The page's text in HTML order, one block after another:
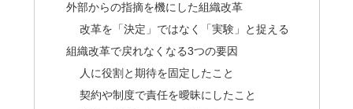
外部からの指摘を機にした組織改革
改革を「決定」ではなく「実験」と捉える
組織改革で戻れなくなる3つの要因
人に役割と期待を固定したこと
契約や制度で責任を曖昧にしたこと